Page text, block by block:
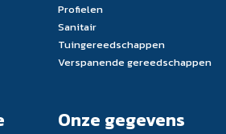
Profielen
Sanitair
Tuingereedschappen
Verspanende gereedschappen
Onze gegevens